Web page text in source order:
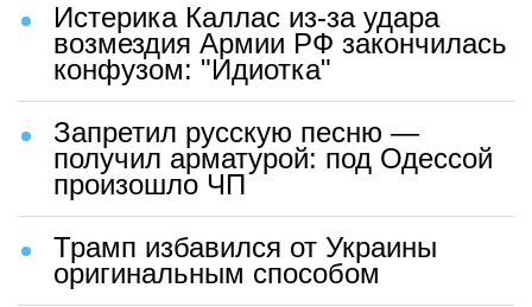
Истерика Каллас из-за удара
возмездия Армии РФ закончилась
конфузом: "Идиотка"
Запретил русскую песню —
получил арматурой: под Одессой
произошло ЧП
Трамп избавился от Украины
оригинальным способом